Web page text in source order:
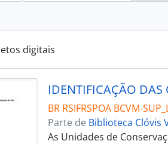
digitais
BR RSIFRSPOA BCVM-
Parte de Biblioteca Clóvis
As Unidades de